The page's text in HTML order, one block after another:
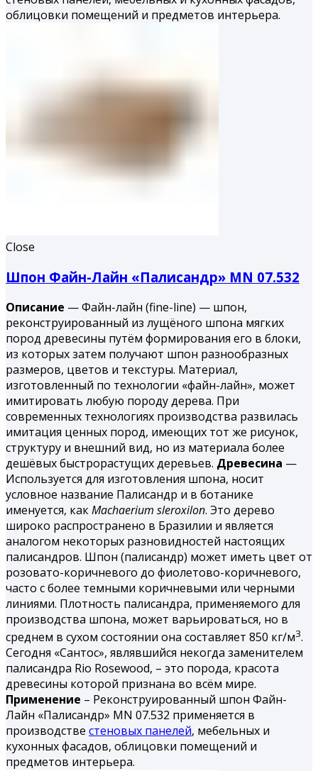
облицовки помещений и предметов интерьера.
Close
Шпон Файн-Лайн «Палисандр» MN 07.532
Описание — Файн-лайн (fine-line) — шпон,
реконструированный из лущёного шпона мягких
пород древесины путём формирования его в блоки,
из которых затем получают шпон разнообразных
размеров, цветов и текстуры. Материал,
изготовленный по технологии «файн-лайн», может
имитировать любую породу дерева. При
современных технологиях производства развилась
имитация ценных пород, имеющих тот же рисунок,
структуру и внешний вид, но из материала более
дешёвых быстрорастущих деревьев. Древесина —
Используется для изготовления шпона, носит
условное название Палисандр и в ботанике
именуется, какMachaerium sleroxilon. Это дерево
широко распространено в Бразилии и является
аналогом некоторых разновидностей настоящих
палисандров. Шпон (палисандр) может иметь цвет от
розовато-коричневого до фиолетово-коричневого,
часто с более темными коричневыми или черными
линиями. Плотность палисандра, применяемого для
производства шпона, может варьироваться, но в
среднем в сухом состоянии она составляет 850 кг/м3.
Сегодня «Сантос», являвшийся некогда заменителем
палисандра Rio Rosewood, – это порода, красота
древесины которой признана во всём мире.
Применение – Реконструированный шпон Файн-
Лайн «Палисандр» MN 07.532 применяется в
производстве стеновых панелей, мебельных и
кухонных фасадов, облицовки помещений и
предметов интерьера.